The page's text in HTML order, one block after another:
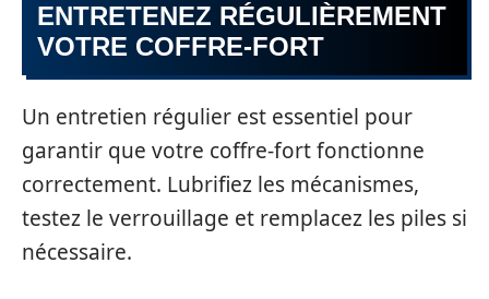
ENTRETENEZ RÉGULIÈREMENT
VOTRE COFFRE-FORT
Un entretien régulier est essentiel pour
garantir que votre coffre-fort fonctionne
correctement. Lubrifiez les mécanismes,
testez le verrouillage et remplacez les piles si
nécessaire.